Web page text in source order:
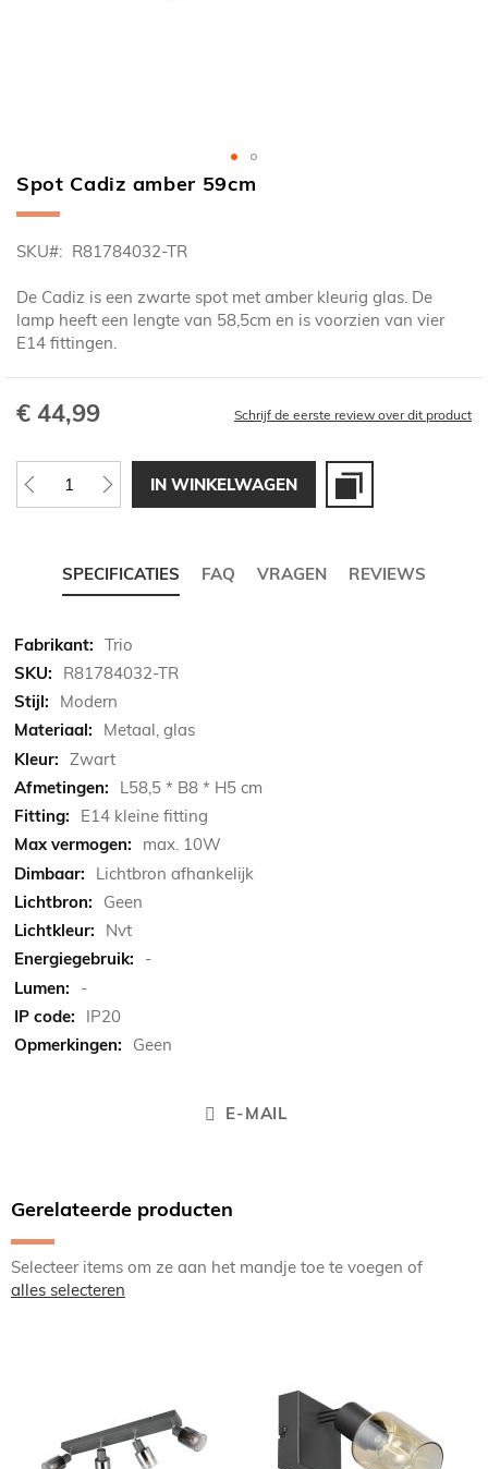
Ga
naar
begin
de
afbeeldingen-
gallerij
Spot Cadiz amber 59cm
SKU R81784032-TR
De Cadiz is een zwarte spot met amber kleurig glas. De
lamp heeft een lengte van 58,5cm en is voorzien van vier
E14 fittingen.
€ 44,99 Schrijf de eerste review over dit product
IN WINKELWAGEN
SPECIFICATIES FAQ VRAGEN REVIEWS
Meer
informatie
Trio
R81784032-TR
Modern
Metaal, glas
Zwart
L58,5 * B8 * H5 cm
E14 kleine fitting
max. 10W
Lichtbron afhankelijk
Geen
Nvt
-
-
IP20
Geen
E-MAIL
Gerelateerde producten
Selecteer items om ze aan het mandje toe te voegen of
alles selecteren